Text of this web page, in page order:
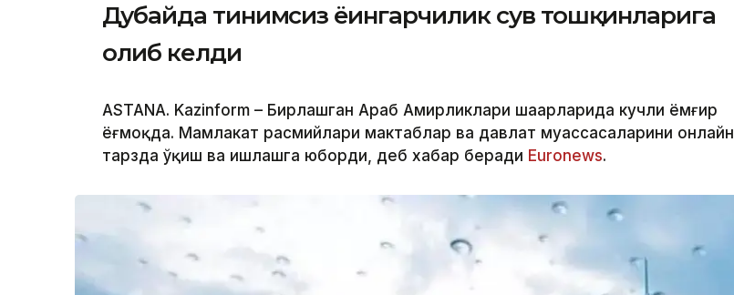
Дубайда тинимсиз ёғингарчилик сув тошқинларига
олиб келди
ASTANA. Kazinform – Бирлашган Араб Амирликлари шаҳарларида кучли ёмғир
ёғмоқда. Мамлакат расмийлари мактаблар ва давлат муассасаларини онлайн
тарзда ўқиш ва ишлашга юборди, деб хабар беради Еuronews.